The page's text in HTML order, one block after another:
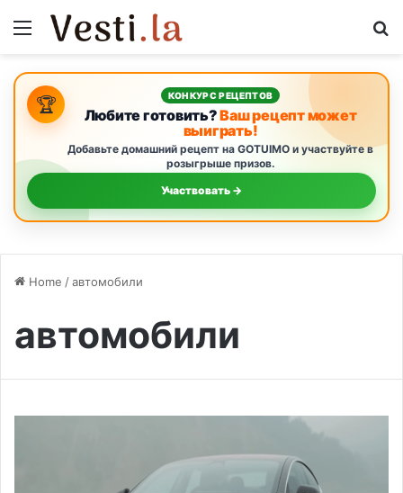
Menu
🏆 КОНКУРС РЕЦЕПТОВ
Любите готовить?Ваш рецепт может
выиграть!
Добавьте домашний рецепт на GOTUIMO и участвуйте в
розыгрыше призов.
Участвовать →
Home /автомобили
автомобили